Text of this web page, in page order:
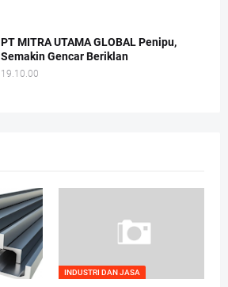
PT MITRA UTAMA GLOBAL Penipu,
Semakin Gencar Beriklan
19.10.00
INDUSTRI DAN JASA